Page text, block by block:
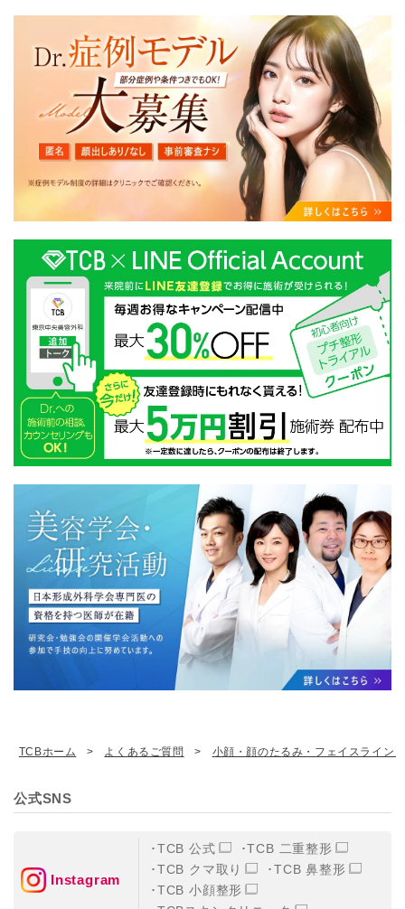
TCBホーム よくあるご質問 小顔・顔のたるみ・フェイスライン
公式SNS
Instagram
TCB 公式
TCB 二重整形
TCB クマ取り
TCB 鼻整形
TCB 小顔整形